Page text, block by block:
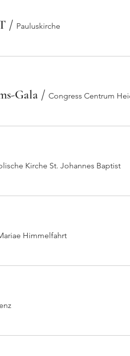
/ Pauluskirche
Gala / Congress Centrum
Kirche St. Johannes Baptist
Himmelfahrt